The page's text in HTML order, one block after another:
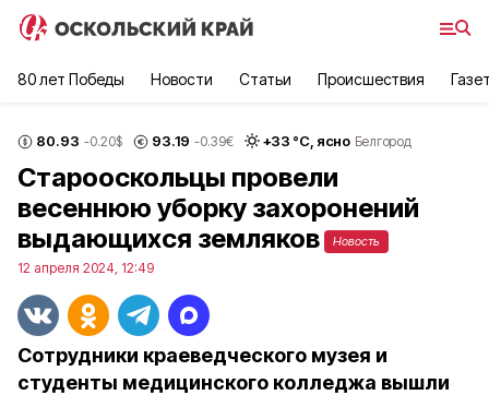
80 лет Победы Новости Статьи Происшествия
80.93 -0.20$ 93.19 -0.39€ +33 °С, ясно Белгород
Старооскольцы провели
весеннюю уборку захоронений
выдающихся земляков
Новость
12 апреля 2024, 12:49
Сотрудники краеведческого музея и
студенты медицинского колледжа вышли